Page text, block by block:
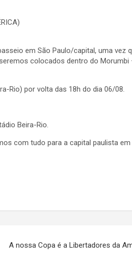
em São Paulo/capital, uma vez
colocados dentro do Morumbi
Rio) por volta das 18h do dia 06/08.
Beira-Rio.
com tudo para a capital paulista
A nossa Copa é a Libertadores da